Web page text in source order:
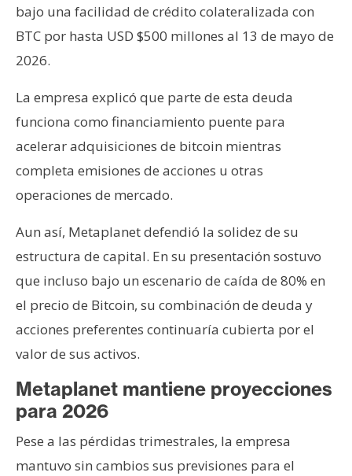
bajo una facilidad de crédito colateralizada con
BTC por hasta USD $500 millones al 13 de mayo de
2026.
La empresa explicó que parte de esta deuda
funciona como financiamiento puente para
acelerar adquisiciones de bitcoin mientras
completa emisiones de acciones u otras
operaciones de mercado.
Aun así, Metaplanet defendió la solidez de su
estructura de capital. En su presentación sostuvo
que incluso bajo un escenario de caída de 80% en
el precio de Bitcoin, su combinación de deuda y
acciones preferentes continuaría cubierta por el
valor de sus activos.
Metaplanet mantiene proyecciones
para 2026
Pese a las pérdidas trimestrales, la empresa
mantuvo sin cambios sus previsiones para el